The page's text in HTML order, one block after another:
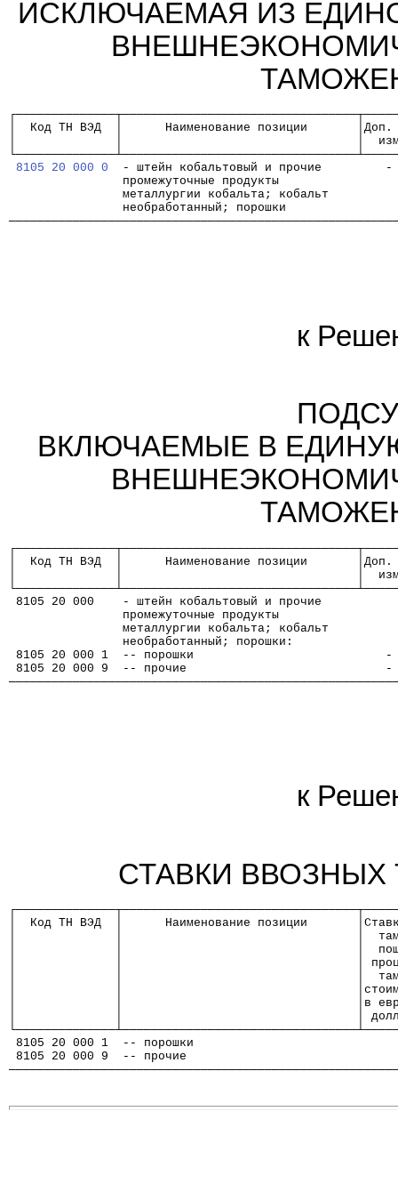
ИСКЛЮЧАЕМАЯ ИЗ
│  Код ТН ВЭД  │      Наименование позиции       │Доп.
│              │                                 │
8105 20 000 0
  - штейн кобальтовый и прочие         -
                промежуточные продукты
                металлургии кобальта; кобальт
                необработанный; порошки
к
ВКЛЮЧАЕМЫЕ В
│  Код ТН ВЭД  │      Наименование позиции       │Доп.
│              │                                 │
8105 20 000    - штейн кобальтовый и прочие
                промежуточные продукты
                металлургии кобальта; кобальт
                необработанный; порошки:
8105 20 000 1  -- порошки                           -
8105 20 000 9  -- прочие                            -
к
СТАВКИ
│  Код ТН ВЭД  │      Наименование позиции
│              │                                 │
│              │                                 │
│              │                                 │
│              │                                 │
│              │
│              │                                 │в евро,
│              │                                 │
8105 20 000 1  -- порошки
8105 20 000 9  -- прочие